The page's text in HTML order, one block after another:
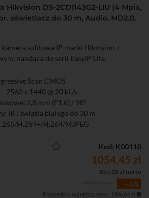
Hikvision DS-2CD1143G2-LIU (4 Mpix,
oświetlacz do 30 m, Audio, MD2.0,
sufitowa IP marki Hikvision z
należąca do serii EasyIP Lite.
Scan CMOS
2560 x 1440 @ 20 kl./s
2,8 mm (F1,6) / 98°
IR i światła białego do 30 m
H.264+/H.264/MJPEG
3D-DNR, WDR(120dB), BLC, HLC
iVMS-4200 i smartfona Hik-Connect
Kod: K00110
1054,45 zł
857,28 zł netto
- 6%
Poprzednia najniższa cena: 1006,04 zł